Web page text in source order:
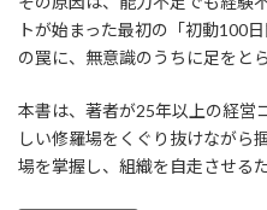
トが始まった最初の「初動100
の罠に、無意識のうちに足をと
本書は、著者が25年以上の経営
しい修羅場をくぐり抜けながら
場を掌握し、組織を自走させる